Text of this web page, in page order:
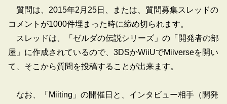
質問は、2015年2月25日、または、質問募集スレッドの
コメントが1000件埋まった時に締め切られます。
スレッドは、「ゼルダの伝説シリーズ」の「開発者の部
屋」に作成されているので、3DSかWiiUでMiiverseを開い
て、そこから質問を投稿することが出来ます。
なお、「Miiting」の開催日と、インタビュー相手（開発